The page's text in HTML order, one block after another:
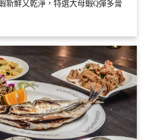
新鮮又乾淨，特選大母蝦Q彈多膏